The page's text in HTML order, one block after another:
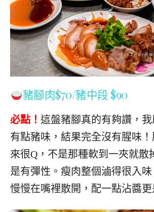
豬腳肉$70/豬中段 $90
必點！ 這盤豬腳真的有夠讚，
有點豬味，結果完全沒有腥味
來很Q，不是那種軟到一夾就散
是有彈性。瘦肉整個滷得很入
慢慢在嘴裡散開，配一點沾醬更